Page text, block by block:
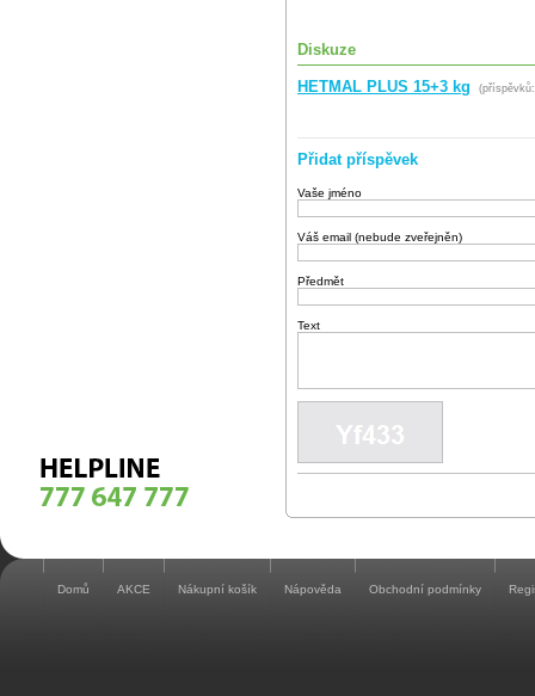
Diskuze
HETMAL PLUS 15+3 kg
Přidat příspěvek
Vaše jméno
Váš email (nebude zveřejněn)
Předmět
Text
Domů AKCE Nákupní košík Nápověda Obchodní podmínky